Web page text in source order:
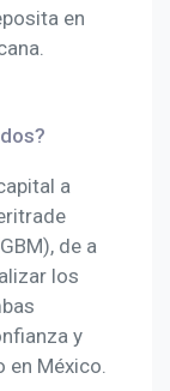
en
a
de a
los
y
en México.